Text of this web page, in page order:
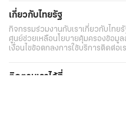
เกี่ยวกับไทยรัฐ
กิจกรรมร่วมงานกับเราเกี่ยวกับไทย
ศูนย์ช่วยเหลือนโยบายคุ้มครองข้อมู
เงื่อนไขข้อตกลงการใช้บริการติดต่อเ
ติดตามเราได้ที่